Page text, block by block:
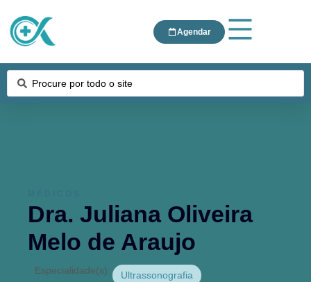
Agendar
Dra. Juliana Oliveira
Melo de Araujo
Especialidade(s): Ultrassonografia